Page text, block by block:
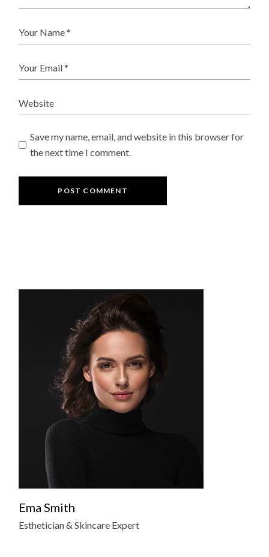
Save my name, email, and website in this browser for
the next time I comment.
POST COMMENT
Ema Smith
Esthetician & Skincare Expert